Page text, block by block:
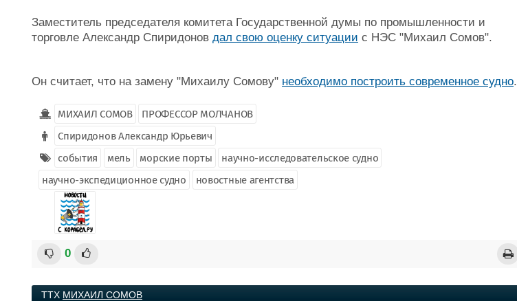
Заместитель председателя комитета Государственной думы по промышленности и
торговле Александр Спиридонов дал свою оценку ситуации с НЭС "Михаил Сомов".
Он считает, что на замену "Михаилу Сомову" необходимо построить современное судно.
МИХАИЛ СОМОВ
ПРОФЕССОР МОЛЧАНОВ
Спиридонов Александр Юрьевич
события
мель морские порты
научно-исследовательское судно
научно-экспедиционное судно
новостные агентства
0
ТТХ МИХАИЛ СОМОВ